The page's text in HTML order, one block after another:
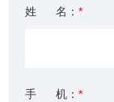
姓 名：*
手 机：*